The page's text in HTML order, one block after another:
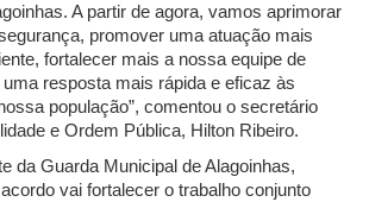
A partir de agora, vamos aprimorar
promover uma atuação mais
fortalecer mais a nossa equipe de
resposta mais rápida e eficaz às
população”, comentou o secretário
e Ordem Pública, Hilton Ribeiro.
da Guarda Municipal de Alagoinhas,
vai fortalecer o trabalho conjunto